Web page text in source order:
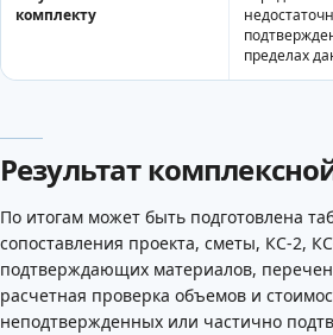
комплекту
пределах
Результат
По итогам может быть подготовлена
сопоставления проекта, сметы, КС-2,
подтверждающих материалов,
расчетная проверка объемов и
неподтвержденных или частично